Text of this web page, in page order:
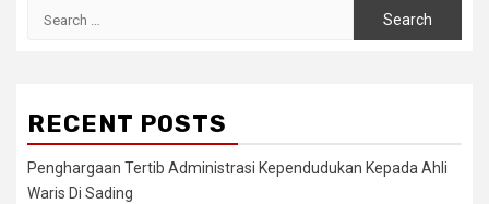
RECENT POSTS
Penghargaan Tertib Administrasi Kependudukan Kepada Ahli
Waris Di Sading